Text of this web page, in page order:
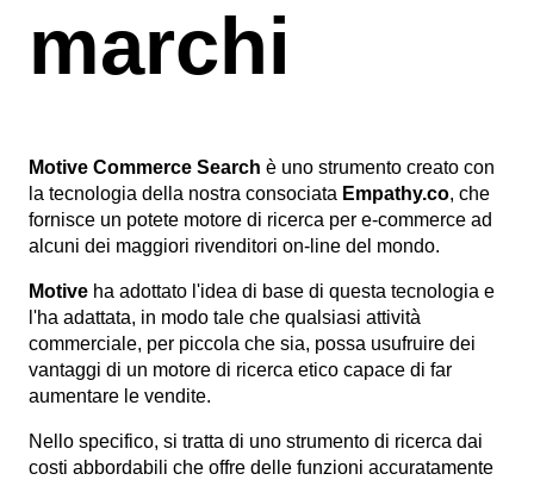
marchi
Motive Commerce Search è uno strumento creato con
la tecnologia della nostra consociata Empathy.co, che
fornisce un potete motore di ricerca per e-commerce ad
alcuni dei maggiori rivenditori on-line del mondo.
Motive ha adottato l'idea di base di questa tecnologia e
l'ha adattata, in modo tale che qualsiasi attività
commerciale, per piccola che sia, possa usufruire dei
vantaggi di un motore di ricerca etico capace di far
aumentare le vendite.
Nello specifico, si tratta di uno strumento di ricerca dai
costi abbordabili che offre delle funzioni accuratamente